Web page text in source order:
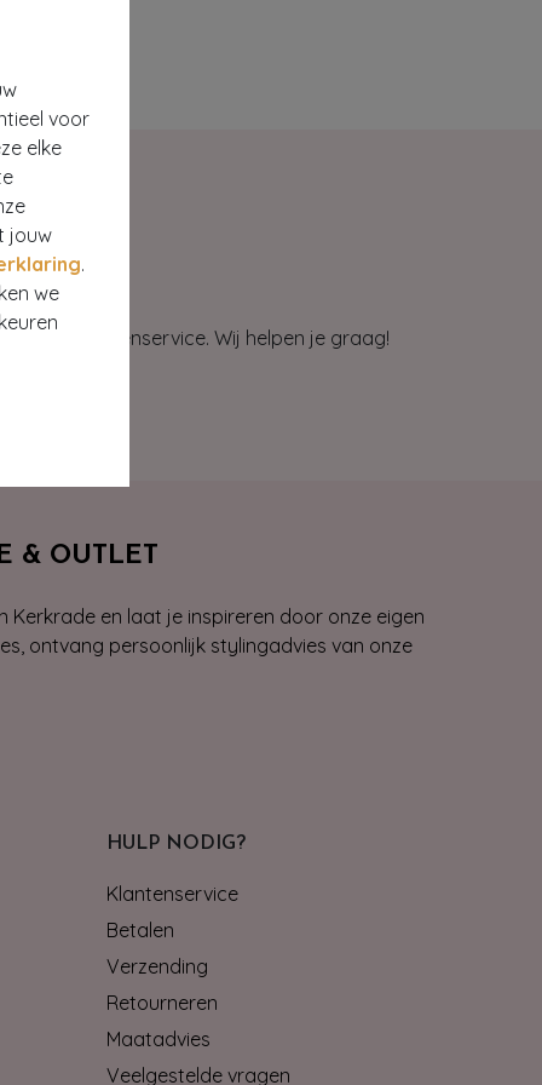
voor
elke
jouw
.
we
onze klantenservice. Wij helpen je graag!
& OUTLET
Kerkrade en laat je inspireren door onze eigen
ontvang persoonlijk stylingadvies van onze
HULP NODIG?
Klantenservice
Betalen
Verzending
Retourneren
Maatadvies
Veelgestelde vragen